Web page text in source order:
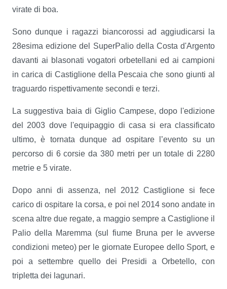
virate di boa.
Sono dunque i ragazzi biancorossi ad aggiudicarsi la
28esima edizione del SuperPalio della Costa d'Argento
davanti ai blasonati vogatori orbetellani ed ai campioni
in carica di Castiglione della Pescaia che sono giunti al
traguardo rispettivamente secondi e terzi.
La suggestiva baia di Giglio Campese, dopo l'edizione
del 2003 dove l'equipaggio di casa si era classificato
ultimo, è tornata dunque ad ospitare l’evento su un
percorso di 6 corsie da 380 metri per un totale di 2280
metrie e 5 virate.
Dopo anni di assenza, nel 2012 Castiglione si fece
carico di ospitare la corsa, e poi nel 2014 sono andate in
scena altre due regate, a maggio sempre a Castiglione il
Palio della Maremma (sul fiume Bruna per le avverse
condizioni meteo) per le giornate Europee dello Sport, e
poi a settembre quello dei Presidi a Orbetello, con
tripletta dei lagunari.